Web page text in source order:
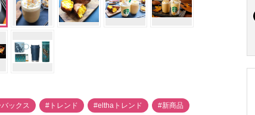
ックス #トレンド #elthaトレンド #新商品